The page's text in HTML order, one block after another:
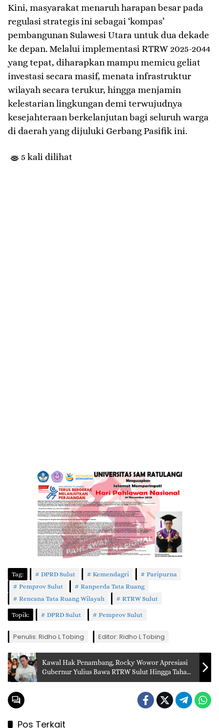
Kini, masyarakat menaruh harapan besar pada
regulasi strategis ini sebagai ‘kompas’
pembangunan Sulawesi Utara untuk dua dekade
ke depan. Melalui implementasi RTRW 2025-2044
yang tepat, diharapkan mampu memicu geliat
investasi secara masif, menata infrastruktur
wilayah secara terukur, hingga menjamin
kelestarian lingkungan demi terwujudnya
kesejahteraan berkelanjutan bagi seluruh warga
di daerah yang dijuluki Gerbang Pasifik ini.
5 kali dilihat
Tag: DPRD Sulut Kemendagri
Paripurna
Pemprov Sulut
Ranperda Tata Ruang
Rencana Tata Ruang Wilayah
RTRW Sulut
Topik: DPRD Sulut Pemprov Sulut
Penulis: Ridho L Tobing Editor: Ridho L Tobing
Kawal Hak Penambang, Rocky Wowor Apresiasi
Gubernur Yulius Bawa RTRW Sulut Hingga Tahap
Final
Pos Terkait